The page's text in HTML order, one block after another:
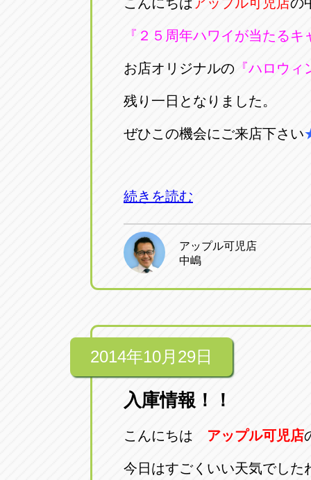
オートフ
052-400-
トラック
オートフレンド
愛知県清須市春日砂賀東114
三重
トラック市四日市店
『２５周年ハワイが当たる
お店オリジナルの 『ハロウ
残り一日となりました。
ぜひこの機会にご来店下さい
続きを読む
アップル可児店
中嶋
2014年10月29日
入庫情報！！
こんにちは アップル可児店
今日はすごくいい天気でした